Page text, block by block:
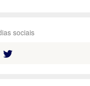
sociais